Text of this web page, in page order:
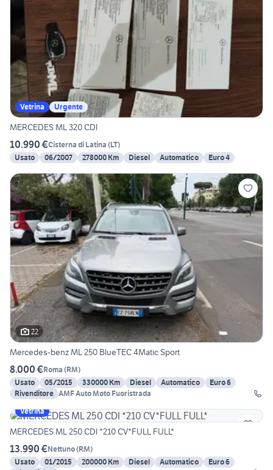
Vetrina Urgente
MERCEDES ML 320 CDI
10.990 €Cisterna di Latina (LT)
Usato
06/2007 278000 Km Diesel Automatico Euro 4
22
Mercedes-benz ML 250 BlueTEC 4Matic Sport
8.000 €Roma (RM)
Usato
05/2015 330000 Km Diesel Automatico
Euro 6
Rivenditore AMF Auto Moto Fuoristrada
Vetrina
MERCEDES ML 250 CDI *210 CV*FULL FULL*
13.990 €Nettuno(RM)
Usato
01/2015 200000 Km Diesel Automatico
Euro 6